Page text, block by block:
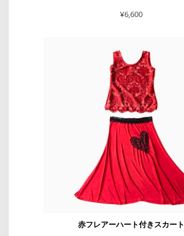
¥6,600
赤フレアーハート付きスカート